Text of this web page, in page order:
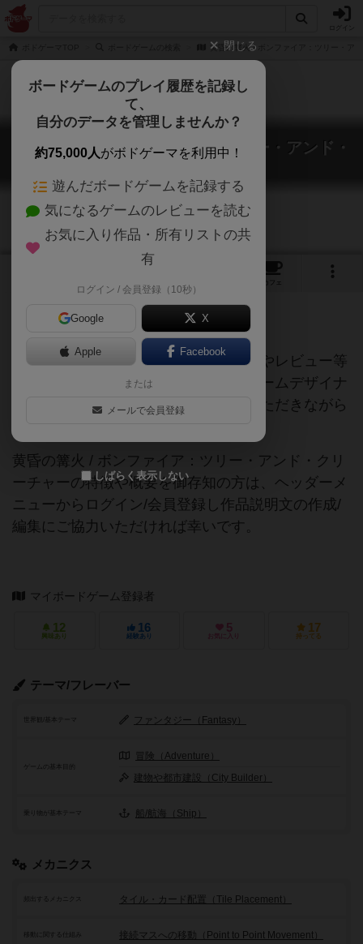
黄昏の篝火 / ボンファイア：ツリー・ア
黄昏の篝火 / ボンファイア：ツリー・アンド・
Bonfire: Trees & Creatures
カフェ
ご協力ください
当サイトに掲載されている作品説明文やレビュー等
の情報は、ボドゲーマ運営事務局・ゲームデザイナ
ーご本人様・有志の皆様にご協力をいただきながら
黄昏の篝火 / ボンファイア：ツリー・アンド・クリ
ーチャーの特徴や概要を御存知の方は、ヘッダーメ
ニューからログイン/会員登録し作品説明文の作成/
編集にご協力いただければ幸いです。
マイボードゲーム登録者
12
興味あり
16
経験あり
5
お気に入り
17
持ってる
テーマ/フレーバー
世界観/基本テーマ ファンタジー（Fantasy）
ゲームの基本目的
冒険（Adventure）
建物や都市建設（City Builder）
乗り物が基本テーマ 船/航海（Ship）
メカニクス
頻出するメカニクス タイル・カード配置（Tile Placement）
移動に関する仕組み 接続マスへの移動（Point to Point Movement）
閉じる
ボードゲームのプレイ履歴を記録し
て、
自分のデータを管理しませんか？
約75,000人がボドゲーマを利用中！
遊んだボードゲームを記録する
気になるゲームのレビューを読む
お気に入り作品・所有リストの共
有
ログイン / 会員登録（10秒）
Google X
Apple Facebook
または
メールで会員登録
しばらく表示しない